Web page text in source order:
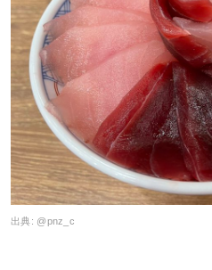
出典: @pnz_c